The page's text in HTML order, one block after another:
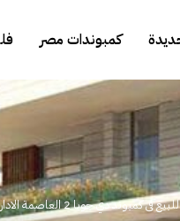
كمبوندات مصر